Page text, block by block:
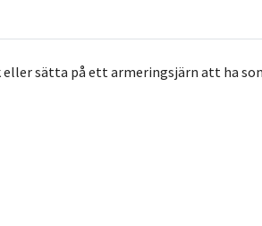
eller sätta på ett armeringsjärn att ha